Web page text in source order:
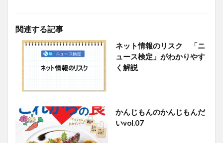
関連する記事
ネット情報のリスク 「ニ
ュース検定」がわかりやす
く解説
かんじもんのかんじもんだ
いvol.07